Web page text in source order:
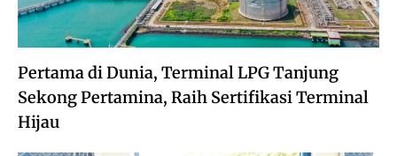
Pertama di Dunia, Terminal LPG Tanjung
Sekong Pertamina, Raih Sertifikasi Terminal
Hijau